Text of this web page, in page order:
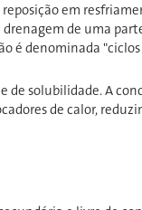
em
de uma
é denominada
solubilidade. A
de calor,